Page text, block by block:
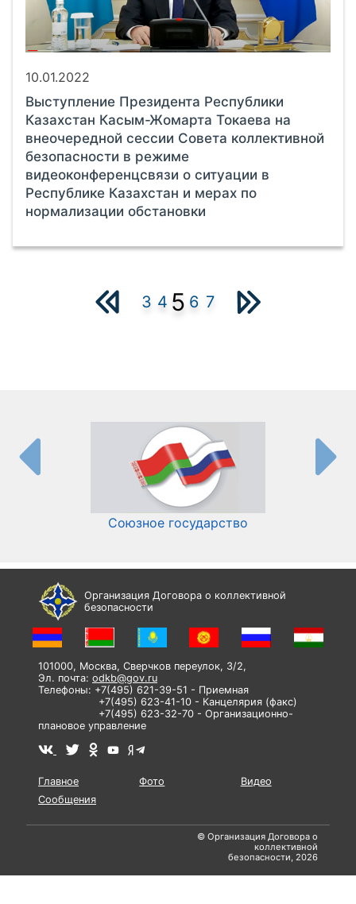
10.01.2022
Выступление Президента Республики
Казахстан Касым-Жомарта Токаева на
внеочередной сессии Совета коллективной
безопасности в режиме
видеоконференцсвязи о ситуации в
Республике Казахстан и мерах по
нормализации обстановки
3 4 5 6 7
Союзное государство
Организация Договора о коллективной
безопасности
101000, Москва, Сверчков переулок, 3/2,
Эл. почта: odkb@gov.ru
Телефоны: +7(495) 621-39-51 - Приемная
+7(495) 623-41-10 - Канцелярия (факс)
+7(495) 623-32-70 - Организационно-
плановое управление
Главное
Сообщения
Фото Видео
© Организация Договора о
коллективной
безопасности, 2026